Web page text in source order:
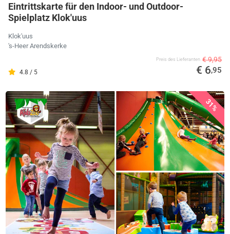
Eintrittskarte für den Indoor- und Outdoor-
Spielplatz Klok'uus
Klok'uus
's-Heer Arendskerke
4.8 / 5
Preis des Lieferanten € 9,95
€ 6,95
31%